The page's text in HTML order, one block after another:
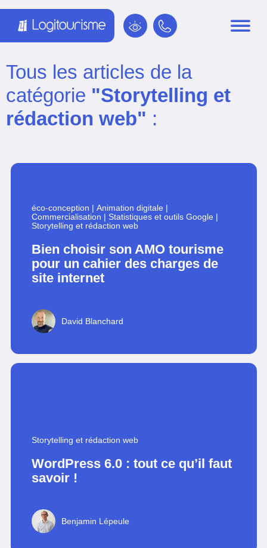
Tous les articles de la
catégorie "Storytelling et
rédaction web" :
éco-conception | Animation digitale |
Commercialisation | Statistiques et outils Google |
Storytelling et rédaction web
Bien choisir son AMO tourisme
pour un cahier des charges de
site internet
David Blanchard
Storytelling et rédaction web
WordPress 6.0 : tout ce qu’il faut
savoir !
Benjamin Lépeule